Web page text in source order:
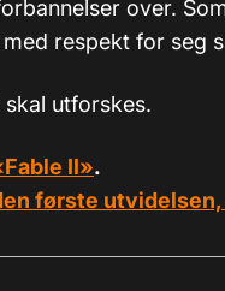
over.
respekt for seg
skal utforskes.
II».
første